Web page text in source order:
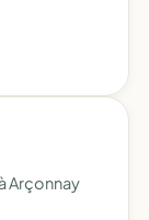
Arçonnay